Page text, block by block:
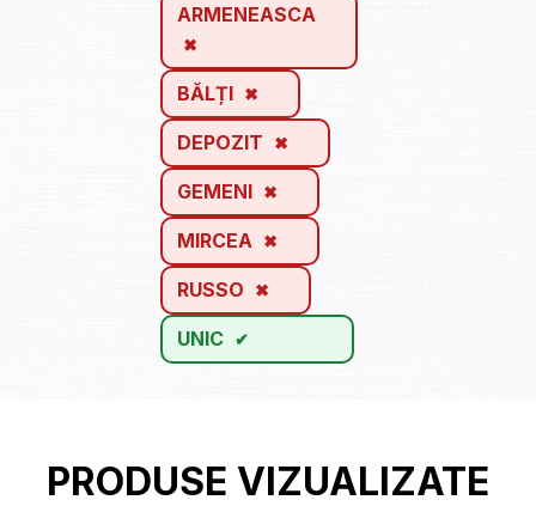
ARMENEASCA
BĂLȚI
DEPOZIT
GEMENI
MIRCEA
RUSSO
UNIC
PRODUSE VIZUALIZATE